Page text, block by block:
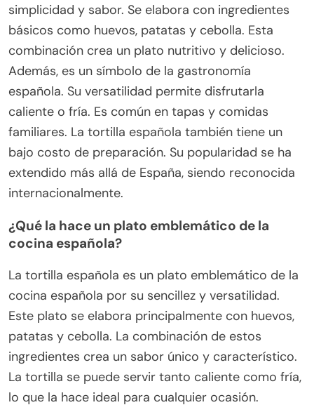
simplicidad y sabor. Se elabora con ingredientes
básicos como huevos, patatas y cebolla. Esta
combinación crea un plato nutritivo y delicioso.
Además, es un símbolo de la gastronomía
española. Su versatilidad permite disfrutarla
caliente o fría. Es común en tapas y comidas
familiares. La tortilla española también tiene un
bajo costo de preparación. Su popularidad se ha
extendido más allá de España, siendo reconocida
internacionalmente.
¿Qué la hace un plato emblemático de la
cocina española?
La tortilla española es un plato emblemático de la
cocina española por su sencillez y versatilidad.
Este plato se elabora principalmente con huevos,
patatas y cebolla. La combinación de estos
ingredientes crea un sabor único y característico.
La tortilla se puede servir tanto caliente como fría,
lo que la hace ideal para cualquier ocasión.